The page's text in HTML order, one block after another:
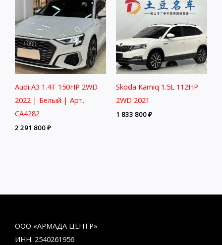
Audi A3 1.4T 150HP 2WD
2022 | Белый | Арт.
CA4282
2 291 800₽
Skoda Kamiq 1.5L 112HP
2WD 2021
1 833 800₽
ООО «АРМАДА ЦЕНТР»
ИНН: 2540261956